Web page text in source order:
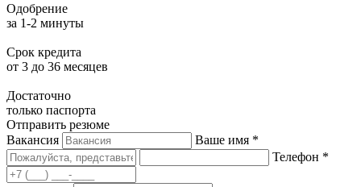
Одобрение
за 1-2 минуты
Срок кредита
от 3 до 36 месяцев
Достаточно
только паспорта
Отправить резюме
Вакансия
Ваше имя *
Телефон *